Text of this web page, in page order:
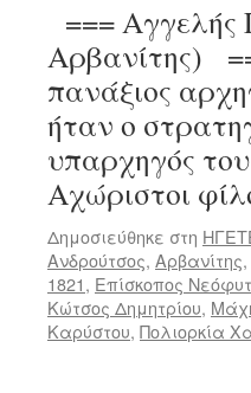
=== Αγγελής
Αρβανίτης)
πανάξιος
ήταν ο
υπαρχηγός
Αχώριστοι
Δημοσιεύθηκε στη
Ανδρούτσος, Αρβανίτης,
1821, Επίσκοπος
Κώτσος Δημητρίου,
Καρύστου, Πολιορκία